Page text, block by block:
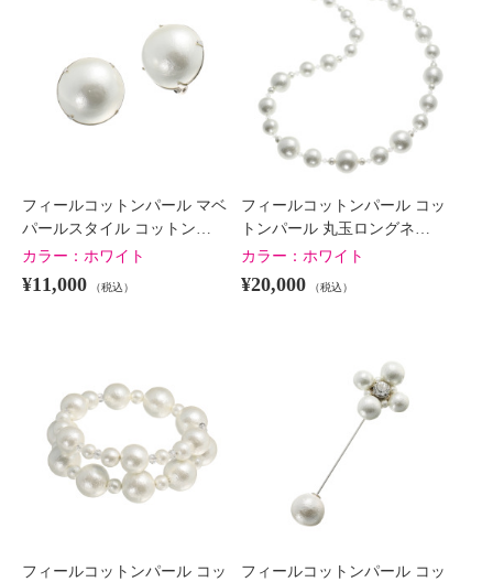
商品紹介
フィールコットンパール マベ
パールスタイル コットン…
カラー： ホワイト
¥11,000 （税込）
フィールコットンパール コッ
トンパール 丸玉ロングネ…
カラー： ホワイト
¥20,000 （税込）
フィールコットンパール コッ
フィールコットンパール コッ